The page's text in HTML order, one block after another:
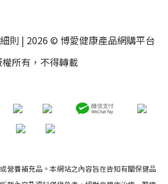
則 | 2026 © 博愛健康產品網購平台
所有，不得轉載
營養補充品。本網站之內容旨在告知有關保健品